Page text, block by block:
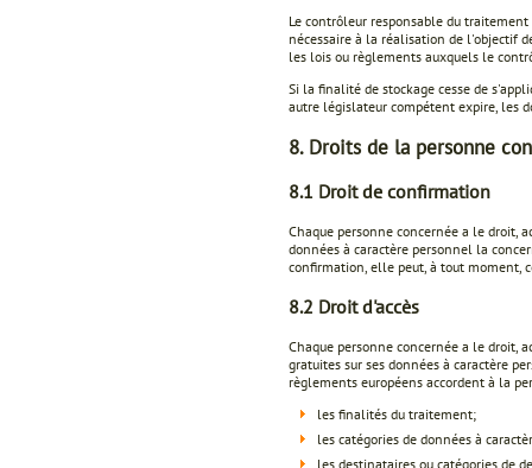
Le contrôleur responsable du
nécessaire à la réalisation de l'objectif
les lois ou règlements auxquels le
Si la finalité de stockage cesse de
autre législateur compétent expire, les
8. Droits de la personne
8.1 Droit de confirmation
Chaque personne concernée a le droit,
données à caractère personnel la
confirmation, elle peut, à tout moment,
8.2 Droit d'accès
Chaque personne concernée a le droit,
gratuites sur ses données à caractère
règlements européens accordent à la
les finalités du traitement;
les catégories de données à
les destinataires ou catégories de